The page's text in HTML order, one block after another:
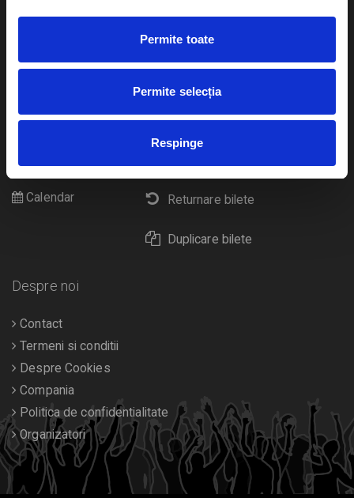
Permite toate
Permite selecția
Respinge
Cum comand bilete?
eBilet printat acasa
Returnare bilete
Duplicare bilete
Pentru copii
Diverse
Calendar
Despre noi
Contact
Termeni si conditii
Despre Cookies
Compania
Politica de confidentialitate
Organizatori